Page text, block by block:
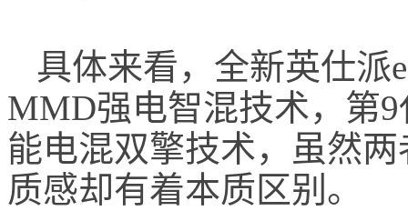
具体来看，全新英仕派
MMD强电智混技术，第
能电混双擎技术，虽然
质感却有着本质区别。